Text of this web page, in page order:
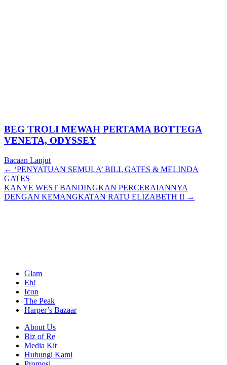
BEG TROLI MEWAH PERTAMA BOTTEGA
VENETA, ODYSSEY
Bacaan Lanjut
Posts
navigation
← ‘PENYATUAN SEMULA’ BILL GATES & MELINDA
GATES
KANYE WEST BANDINGKAN PERCERAIANNYA
DENGAN KEMANGKATAN RATU ELIZABETH II →
Glam
Eh!
Icon
The Peak
Harper’s Bazaar
About Us
Biz of Re
Media Kit
Hubungi Kami